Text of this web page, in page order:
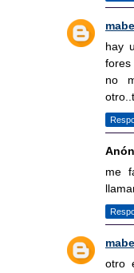
hay
fores
no
me
otro